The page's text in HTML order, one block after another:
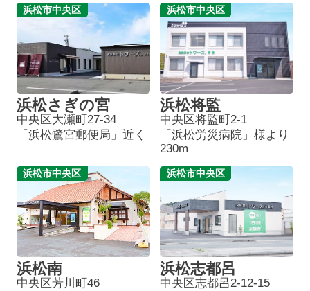
浜松市中央区
浜松さぎの宮
中央区大瀬町27-34
「浜松鷺宮郵便局」近く
浜松市中央区
浜松将監
中央区将監町2-1
「浜松労災病院」様より
230m
浜松市中央区
浜松南
中央区芳川町46
浜松市中央区
浜松志都呂
中央区志都呂2-12-15